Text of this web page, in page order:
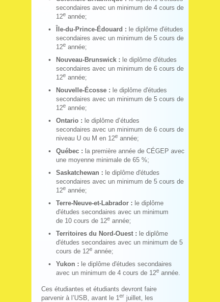
secondaires avec un minimum de 4 cours de
12e année;
Île-du-Prince-Édouard : le diplôme d'études
secondaires avec un minimum de 5 cours de
12e année;
Nouveau-Brunswick : le diplôme d'études
secondaires avec un minimum de 6 cours de
12e année;
Nouvelle-Écosse : le diplôme d'études
secondaires avec un minimum de 5 cours de
12e année;
Ontario : le diplôme d’études
secondaires avec un minimum de 6 cours de
niveau U ou M en 12e année;
Québec : la première année de CÉGEP avec
une moyenne minimale de 65 %;
Saskatchewan : le diplôme d'études
secondaires avec un minimum de 5 cours de
12e année;
Terre-Neuve-et-Labrador : le diplôme
d'études secondaires avec un minimum
de 10 cours de 12e année;
Territoires du Nord-Ouest : le diplôme
d'études secondaires avec un minimum de 5
cours de 12e année;
Yukon : le diplôme d'études secondaires
avec un minimum de 4 cours de 12e année.
Ces étudiantes et étudiants devront faire
parvenir à l’USB, avant le 1 er juillet, les